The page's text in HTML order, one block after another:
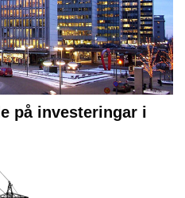
på investeringar i